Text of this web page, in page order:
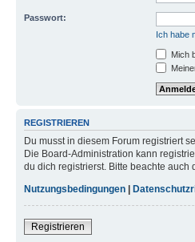
Passwort:
Ich habe
Mich
REGISTRIEREN
Du musst in diesem Forum registriert
Die Board-Administration kann
du dich registrierst. Bitte beachte
Nutzungsbedingungen
Registrieren